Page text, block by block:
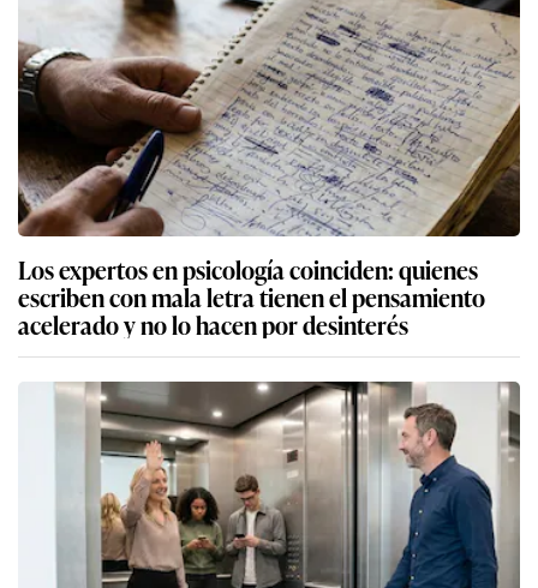
Los expertos en psicología coinciden: quienes
escriben con mala letra tienen el pensamiento
acelerado y no lo hacen por desinterés